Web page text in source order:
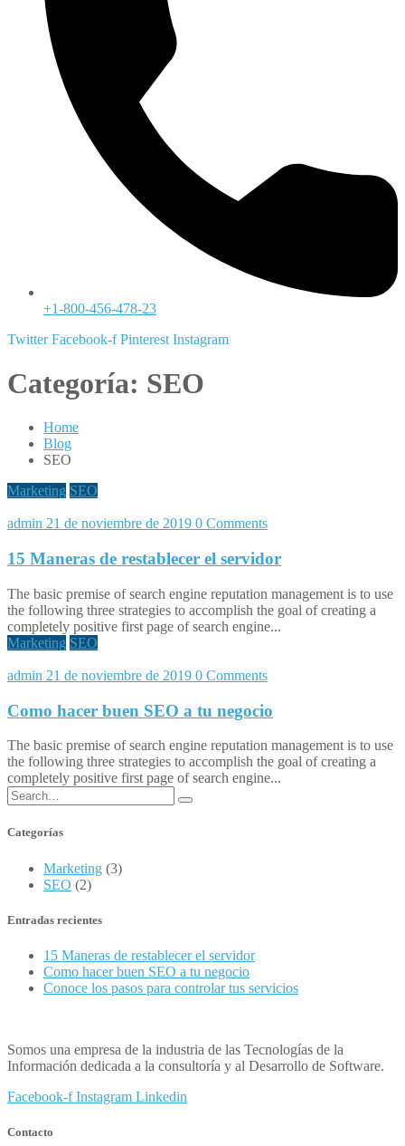
+1-800-456-478-23
Twitter Facebook-f Pinterest Instagram
Categoría: SEO
Home
Blog
SEO
Marketing SEO
admin 21 de noviembre de 2019 0 Comments
15 Maneras de restablecer el servidor
The basic premise of search engine reputation management is to use
the following three strategies to accomplish the goal of creating a
completely positive first page of search engine...
Marketing SEO
admin 21 de noviembre de 2019 0 Comments
Como hacer buen SEO a tu negocio
The basic premise of search engine reputation management is to use
the following three strategies to accomplish the goal of creating a
completely positive first page of search engine...
Categorías
Marketing (3)
SEO (2)
Entradas recientes
15 Maneras de restablecer el servidor
Como hacer buen SEO a tu negocio
Conoce los pasos para controlar tus servicios
Somos una empresa de la industria de las Tecnologías de la
Información dedicada a la consultoría y al Desarrollo de Software.
Facebook-f Instagram Linkedin
Contacto